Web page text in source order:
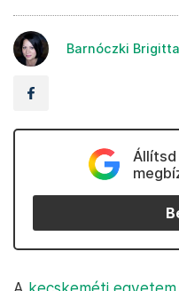
Barnóczki Brigitta
Állítsd